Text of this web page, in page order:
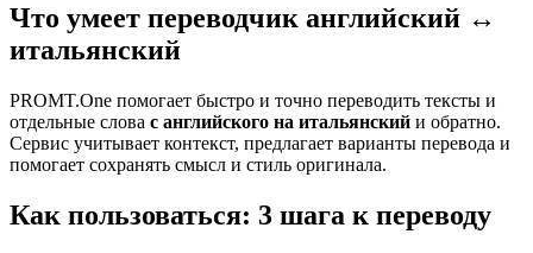
Что умеет переводчик английский ↔
итальянский
PROMT.One помогает быстро и точно переводить тексты и
отдельные слова с английского на итальянский и обратно.
Сервис учитывает контекст, предлагает варианты перевода и
помогает сохранять смысл и стиль оригинала.
Как пользоваться: 3 шага к переводу